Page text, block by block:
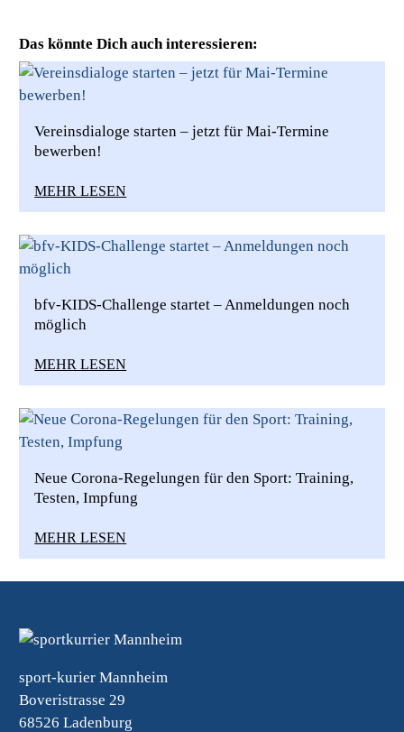
Das könnte Dich auch interessieren:
Vereinsdialoge starten – jetzt für Mai-Termine
bewerben!
MEHR LESEN
bfv-KIDS-Challenge startet – Anmeldungen noch
möglich
MEHR LESEN
Neue Corona-Regelungen für den Sport: Training,
Testen, Impfung
MEHR LESEN
sport-kurier Mannheim
Boveristrasse 29
68526 Ladenburg